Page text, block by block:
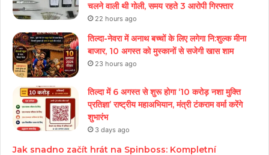
चलने वाली थी गोली, समय रहते 3 आरोपी गिरफ्तार
22 hours ago
तिल्दा-नेवरा में अनाथ बच्चों के लिए लगेगा नि:शुल्क मीना
बाजार, 10 अगस्त को मुस्कानों से सजेगी खास शाम
23 hours ago
तिल्दा में 6 अगस्त से शुरू होगा ‘10 करोड़ नशा मुक्ति
प्रतिज्ञा’ राष्ट्रीय महाअभियान, मंत्री टंकराम वर्मा करेंगे
शुभारंभ
3 days ago
Jak snadno začít hrát na Spinboss: Kompletní